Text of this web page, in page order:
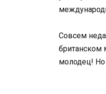
Совсем
британском
молодец!